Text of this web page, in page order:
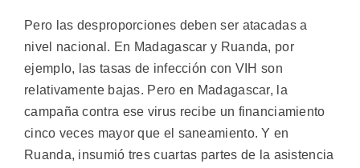
Pero las desproporciones deben ser atacadas a
nivel nacional. En Madagascar y Ruanda, por
ejemplo, las tasas de infección con VIH son
relativamente bajas. Pero en Madagascar, la
campaña contra ese virus recibe un financiamiento
cinco veces mayor que el saneamiento. Y en
Ruanda, insumió tres cuartas partes de la asistencia